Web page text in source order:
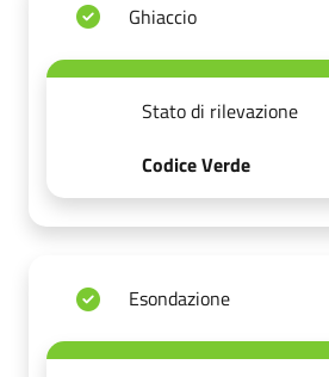
Ghiaccio
Stato di rilevazione
Codice Verde
Esondazione